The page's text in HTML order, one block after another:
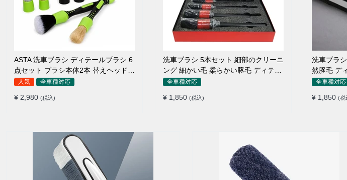
ASTA 洗車ブラシ ディテールブラシ 6
点セット ブラシ本体2本 替えヘッド2
個 アダプター2個 車内外 ホイール ダ
人気 全車種対応
¥ 2,980 (税込)
洗車ブラシ 5本セット 細部のクリーニ
ング 細かい毛 柔らかい豚毛 ディテー
ルブラシ
全車種対応
¥ 1,850 (税込)
洗車ブラ
然豚毛 デ
筆タイプ
全車種対応
¥ 1,850 (税